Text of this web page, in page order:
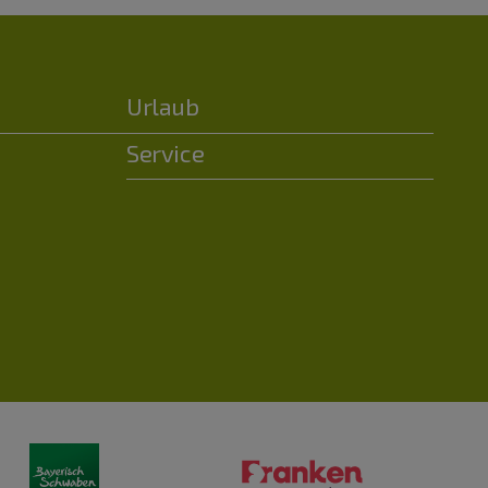
Urlaub
Service